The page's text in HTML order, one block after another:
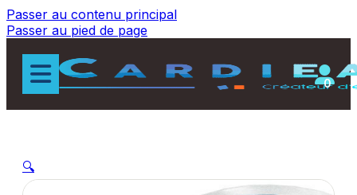
Passer au contenu principal
Passer au pied de page
0
🔍